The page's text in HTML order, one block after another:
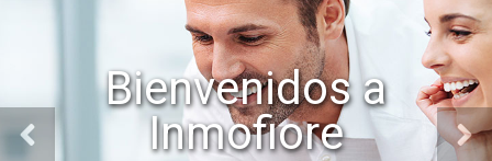
Bienvenidos a
Inmofiore